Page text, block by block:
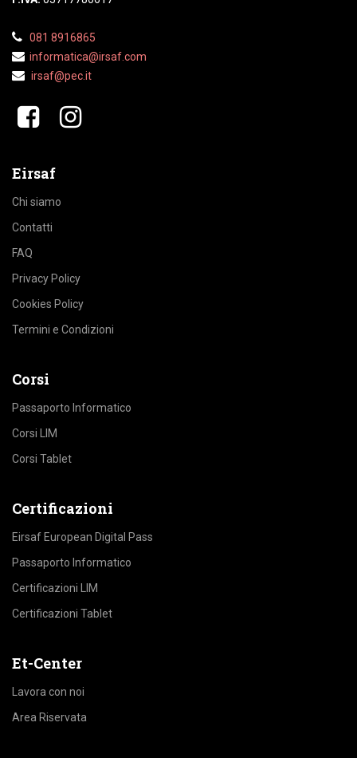
Indirizzo:
81030 Orta di Atella (CE)
081 8916865
​​
Contatti
FAQ
Privacy Policy
Termini e Condizioni
Corsi
Passaporto Informatico
Corsi LIM
Certificazioni
Eirsaf European Digital Pass